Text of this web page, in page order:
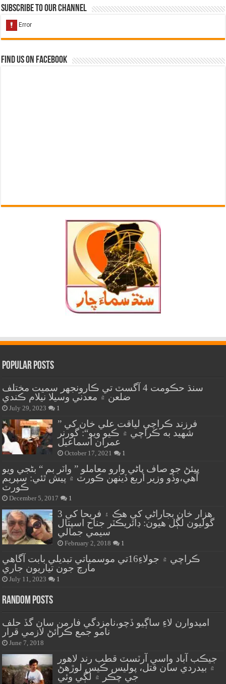
Subscribe to our Channel
Find us on Facebook
Popular Posts
سنڌ حڪومت 4 آگسٽ تي ڪارونجهر سميت مختلف
ضلعن ۾ معدني وسيلا نيلام ڪندي
July 29, 2023 1
” فرزند ڪراچي لياقت علي خان کي
شهيد به ڪراچي ۾ ڪيو ويو“: گورنر
عمران اسماعيل
October 17, 2021 1
پيئڻ جو صاف پاڻي وارو معاملو ” واٽر بم “ بڻجي ويو
آهي،وڏو وزير اربع ڏينهن ڪورٽ ۾ پيش ٿئي: سپريم
ڪورٽ
December 5, 2017 1
هزار خان بجاراڻي کي هڪ ۽ فريحا کي 3
گوليون لڳل هيون: ڊائريڪٽر جناح اسپتال
سيمي جمالي
February 2, 2018 1
ڪراچي ۾ جولاءِ16تي موسمياتي تبديلي بابت آگاهي
مارچ جون تياريون جاري
July 11, 2023 1
Random Posts
اميدوارن لاءِ ساڳيو ڏچو،نامزدگي فارمن سان گڏ حلف
نامو جمع ڪرائڻ لازمي قرار
June 7, 2018
جيڪب آباد واسي آرٽسٽ قطب رند لاهور
۾ بيدردي سان قتل، پوليس ڪيس لوڙهڻ
جي چڪر ۾ لڳي وئي